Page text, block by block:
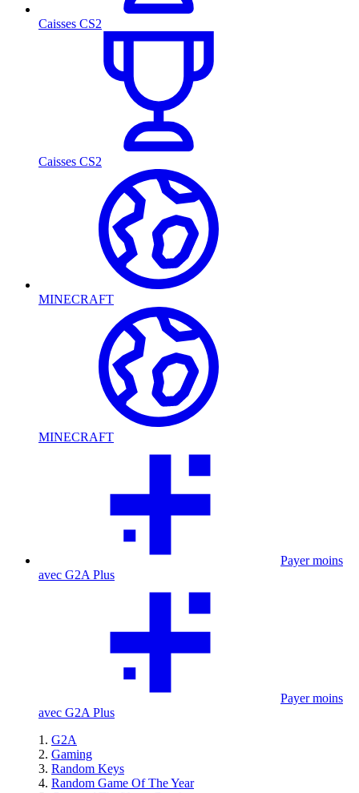
Caisses CS2
Caisses CS2
MINECRAFT
MINECRAFT
Payer moins
avec G2A Plus
Payer moins
avec G2A Plus
G2A
Gaming
Random Keys
Random Game Of The Year